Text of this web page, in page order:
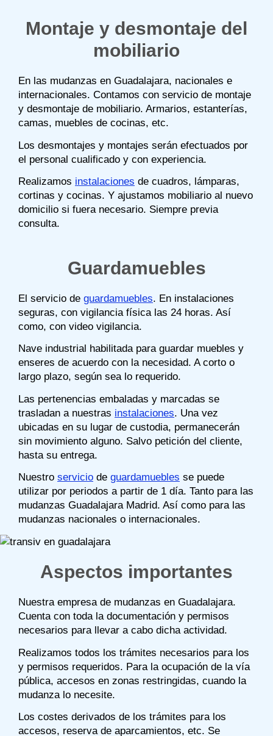
Montaje y desmontaje del
mobiliario
En las mudanzas en Guadalajara, nacionales e
internacionales. Contamos con servicio de montaje
y desmontaje de mobiliario. Armarios, estanterías,
camas, muebles de cocinas, etc.
Los desmontajes y montajes serán efectuados por
el personal cualificado y con experiencia.
Realizamos instalaciones de cuadros, lámparas,
cortinas y cocinas. Y ajustamos mobiliario al nuevo
domicilio si fuera necesario. Siempre previa
consulta.
Guardamuebles
El servicio de guardamuebles. En instalaciones
seguras, con vigilancia física las 24 horas. Así
como, con video vigilancia.
Nave industrial habilitada para guardar muebles y
enseres de acuerdo con la necesidad. A corto o
largo plazo, según sea lo requerido.
Las pertenencias embaladas y marcadas se
trasladan a nuestras instalaciones. Una vez
ubicadas en su lugar de custodia, permanecerán
sin movimiento alguno. Salvo petición del cliente,
hasta su entrega.
Nuestro servicio de guardamuebles se puede
utilizar por periodos a partir de 1 día. Tanto para las
mudanzas Guadalajara Madrid. Así como para las
mudanzas nacionales o internacionales.
Aspectos importantes
Nuestra empresa de mudanzas en Guadalajara.
Cuenta con toda la documentación y permisos
necesarios para llevar a cabo dicha actividad.
Realizamos todos los trámites necesarios para los
y permisos requeridos. Para la ocupación de la vía
pública, accesos en zonas restringidas, cuando la
mudanza lo necesite.
Los costes derivados de los trámites para los
accesos, reserva de aparcamientos, etc. Se